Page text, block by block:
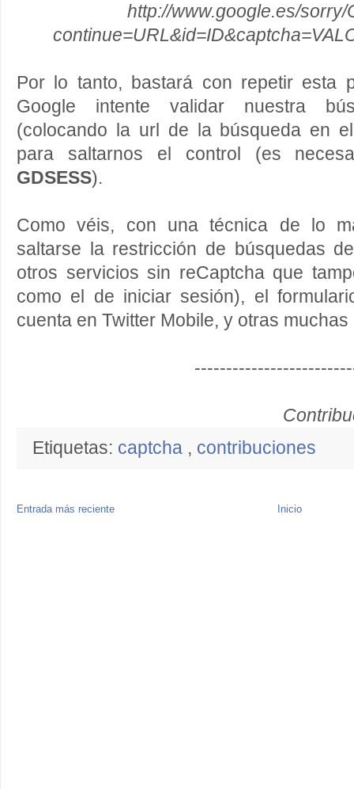
http://www.google.es/sorry/
Por lo tanto, bastará con repetir esta
Google intente validar nuestra
(colocando la url de la búsqueda en
para saltarnos el control (es
GDSESS).
Como véis, con una técnica de lo
saltarse la restricción de búsquedas
otros servicios sin reCaptcha que
como el de iniciar sesión), el
cuenta en Twitter Mobile, y otras muchas
Etiquetas: captcha , contribuciones
Entrada más reciente Inicio